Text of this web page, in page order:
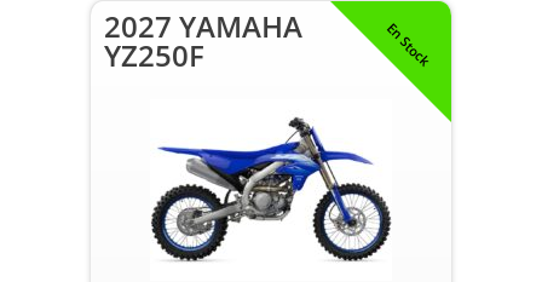
En Stock
2027 YAMAHA
YZ250F